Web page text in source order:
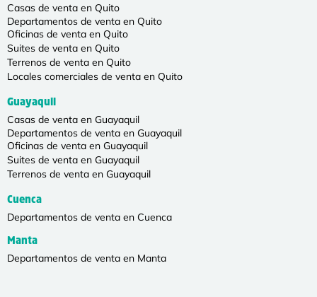
Casas de venta en Quito
Departamentos de venta en Quito
Oficinas de venta en Quito
Suites de venta en Quito
Terrenos de venta en Quito
Locales comerciales de venta en Quito
Guayaquil
Casas de venta en Guayaquil
Departamentos de venta en Guayaquil
Oficinas de venta en Guayaquil
Suites de venta en Guayaquil
Terrenos de venta en Guayaquil
Cuenca
Departamentos de venta en Cuenca
Manta
Departamentos de venta en Manta